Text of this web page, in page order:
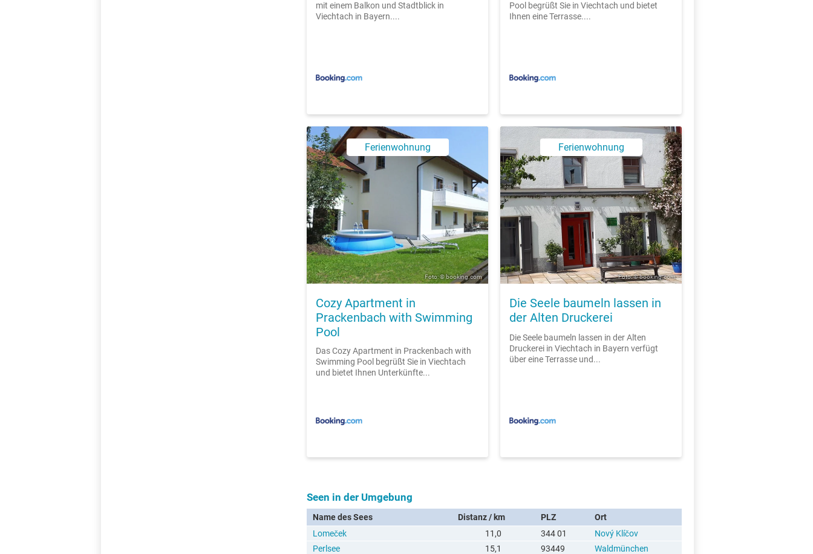
mit einem Balkon und Stadtblick in
Viechtach in Bayern....
Pool begrüßt Sie in Viechtach und bietet
Ihnen eine Terrasse....
Ferienwohnung
Foto: © booking.com
Cozy Apartment in
Prackenbach with Swimming
Pool
Das Cozy Apartment in Prackenbach with
Swimming Pool begrüßt Sie in Viechtach
und bietet Ihnen Unterkünfte...
Ferienwohnung
Foto: © booking.com
Die Seele baumeln lassen in
der Alten Druckerei
Die Seele baumeln lassen in der Alten
Druckerei in Viechtach in Bayern verfügt
über eine Terrasse und...
Seen in der Umgebung
Name des Sees Distanz / km PLZ
Ort
Lomeček
11,0 344 01
Nový Klíčov
Perlsee
15,1 93449
Waldmünchen